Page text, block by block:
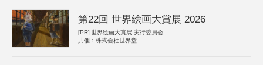
第22回 世界絵画大賞展 2026
[PR] 世界絵画大賞展 実行委員会
共催：株式会社世界堂